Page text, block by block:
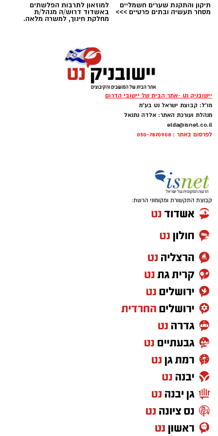
מצרכים (ל-2 מנות)
4 ביצים
½ פלפל אדום, חתוך לקוביות קטנות
½ בצל קטן קצוץ דק (לא חובה)
2 כפות פטרוזיליה קצוצה
2 כפות עירית קצוצה
2 כפות גבינה בולגרית מפוררת (לא חובה)
קורט כורכום (לצבע)
מלח ופלפל שחור לפי הטעם
אופן ההכנה
תיקון והתקנת שערים חשמליים
מסחר תעשיה ובתים פרטיים >>>
למוזאון לתרבות הפלשתים
באשדוד דרוש/ה מנהל/ת
מחלקת חינוך, למשרה מלאה.
יישובניק נט -אתר הבית של יישובי הדרום
מו"ל: קבוצת ישראל נט בע"מ
מנהלת ועורכת האתר: אלדה נתנאל
elda@isnet.co.il
לפרסום באתר : 050-7870908
קבוצת התקשורת ומקומוני הרשת: